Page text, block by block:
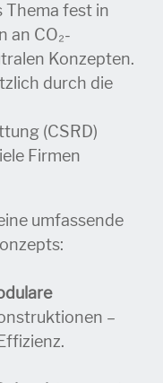
Thema fest in
an CO₂-
Konzepten.
durch die
(CSRD)
Firmen
umfassende
–